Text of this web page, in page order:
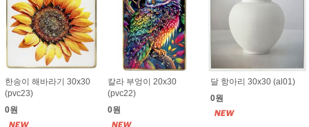
한송이 해바라기 30x30
(pvc23)
0원
칼라 부엉이 20x30
(pvc22)
0원
달 항아리 30x30 (al01)
0원